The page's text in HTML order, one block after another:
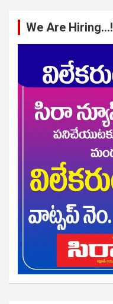
We Are Hiring…!